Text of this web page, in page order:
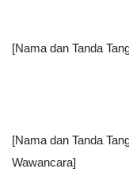
[Nama dan Tanda
[Nama dan Tanda
Wawancara]